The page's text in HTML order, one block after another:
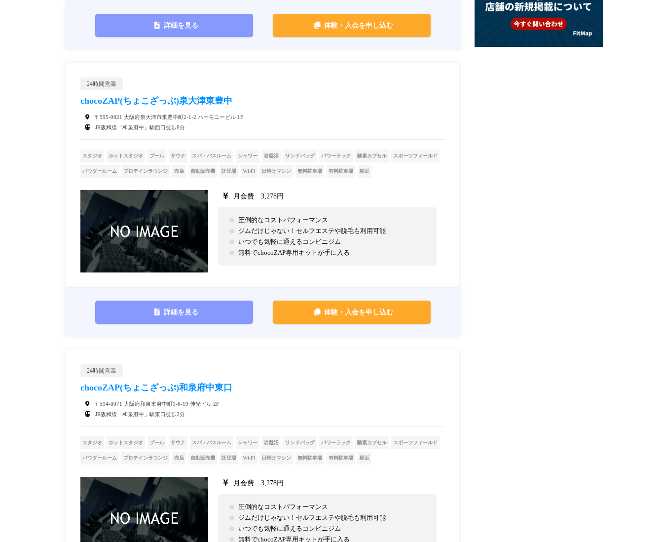
詳細を見る 体験・入会を申し込む
24時間営業
chocoZAP(ちょこざっぷ)泉大津東豊中
〒595-0021 大阪府泉大津市東豊中町2-1-2 ハーモニービル 1F
JR阪和線「和泉府中」駅西口徒歩8分
スタジオ ホットスタジオ プール サウナ スパ・バスルーム シャワー 岩盤浴 サンドバッグ パワーラック 酸素カプセル スポーツフィールド
パウダールーム プロテインラウンジ 売店 自動販売機 託児場 Wi-Fi 日焼けマシン 無料駐車場 有料駐車場 駅近
月会費 3,278円
圧倒的なコストパフォーマンス
ジムだけじゃない！セルフエステや脱毛も利用可能
いつでも気軽に通えるコンビニジム
無料でchocoZAP専用キットが手に入る
詳細を見る 体験・入会を申し込む
24時間営業
chocoZAP(ちょこざっぷ)和泉府中東口
〒594-0071 大阪府和泉市府中町1-6-19 伸光ビル 2F
JR阪和線「和泉府中」駅東口徒歩2分
スタジオ ホットスタジオ プール サウナ スパ・バスルーム シャワー 岩盤浴 サンドバッグ パワーラック 酸素カプセル スポーツフィールド
パウダールーム プロテインラウンジ 売店 自動販売機 託児場 Wi-Fi 日焼けマシン 無料駐車場 有料駐車場 駅近
月会費 3,278円
圧倒的なコストパフォーマンス
ジムだけじゃない！セルフエステや脱毛も利用可能
いつでも気軽に通えるコンビニジム
無料でchocoZAP専用キットが手に入る